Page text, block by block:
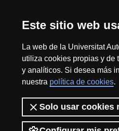
Este sitio web
La web de la Universitat
utiliza cookies propias y de
y analíticos. Si desea más
nuestra política de cookies.
Solo usar cookies
Mapa
No Comercial (CC BY
View low-bandwidth version